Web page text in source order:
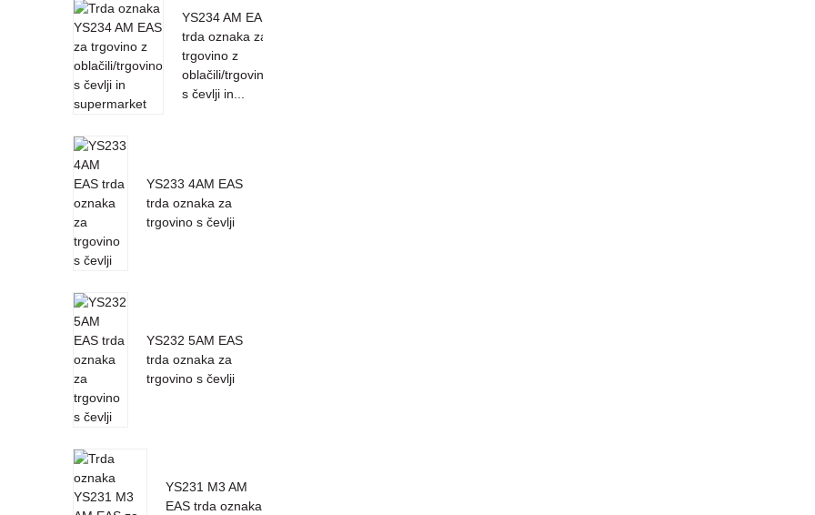
YS234 AM EAS
trda oznaka za
trgovino z
oblačili/trgovino
s čevlji in...
YS233 4AM EAS
trda oznaka za
trgovino s čevlji
YS232 5AM EAS
trda oznaka za
trgovino s čevlji
YS231 M3 AM
EAS trda oznaka